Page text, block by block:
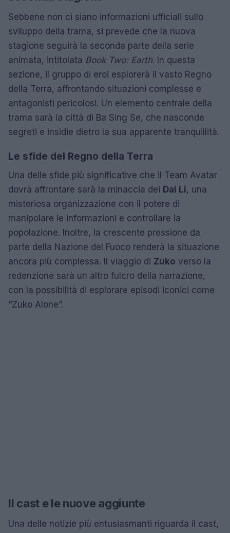
Sebbene non ci siano informazioni ufficiali sullo
sviluppo della trama, si prevede che la nuova
stagione seguirà la seconda parte della serie
animata, intitolata Book Two: Earth. In questa
sezione, il gruppo di eroi esplorerà il vasto Regno
della Terra, affrontando situazioni complesse e
antagonisti pericolosi. Un elemento centrale della
trama sarà la città di Ba Sing Se, che nasconde
segreti e insidie dietro la sua apparente tranquillità.
Le sfide del Regno della Terra
Una delle sfide più significative che il Team Avatar
dovrà affrontare sarà la minaccia dei Dai Li, una
misteriosa organizzazione con il potere di
manipolare le informazioni e controllare la
popolazione. Inoltre, la crescente pressione da
parte della Nazione del Fuoco renderà la situazione
ancora più complessa. Il viaggio di Zuko verso la
redenzione sarà un altro fulcro della narrazione,
con la possibilità di esplorare episodi iconici come
“Zuko Alone”.
Il cast e le nuove aggiunte
Una delle notizie più entusiasmanti riguarda il cast,